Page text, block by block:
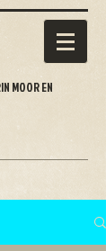
MOOR EN